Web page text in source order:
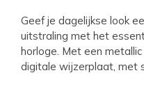
Geef je dagelijkse look
uitstraling met het
horloge. Met een
digitale wijzerplaat, met